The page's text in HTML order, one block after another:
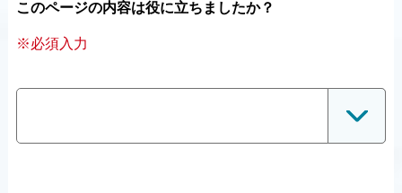
このページの内容は役に立ちましたか？
※必須入力